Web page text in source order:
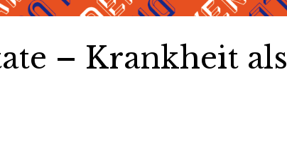
– Krankheit als